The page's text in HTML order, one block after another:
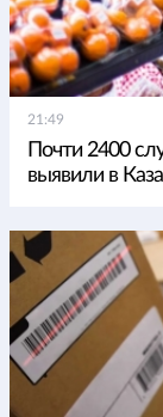
21:49
Почти 2400
выявили в